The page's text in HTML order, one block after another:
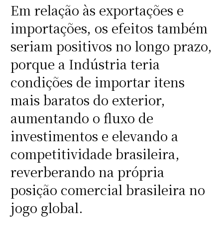
Em relação às exportações e
importações, os efeitos também
seriam positivos no longo prazo,
porque a Indústria teria
condições de importar itens
mais baratos do exterior,
aumentando o fluxo de
investimentos e elevando a
competitividade brasileira,
reverberando na própria
posição comercial brasileira no
jogo global.